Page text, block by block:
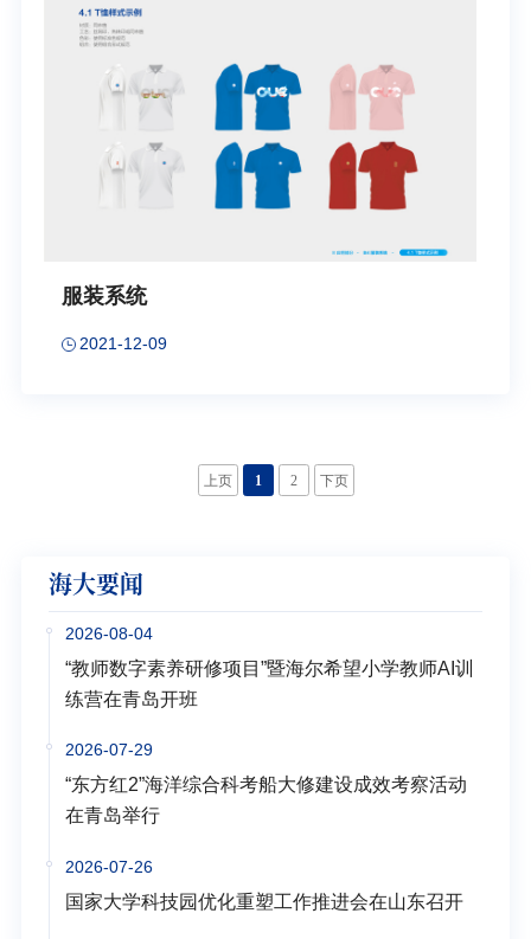
服装系统
2021-12-09
上页 1 2 下页
海大要闻
2026-08-04
“教师数字素养研修项目”暨海尔希望小学教师AI训
练营在青岛开班
2026-07-29
“东方红2”海洋综合科考船大修建设成效考察活动
在青岛举行
2026-07-26
国家大学科技园优化重塑工作推进会在山东召开